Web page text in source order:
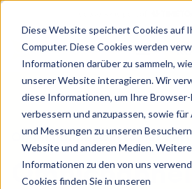
Diese Website speichert Cookies auf
Computer. Diese Cookies werden
Informationen darüber zu sammeln,
unserer Website interagieren. Wir
diese Informationen, um Ihre Browser-
verbessern und anzupassen, sowie für
und Messungen zu unseren
Website und anderen Medien. Weitere
Informationen zu den von uns
Cookies finden Sie in unseren
Omnichannel Customer
Omnichannel